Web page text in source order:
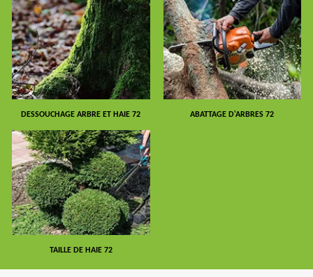
DESSOUCHAGE ARBRE ET HAIE 72 ABATTAGE D'ARBRES 72
TAILLE DE HAIE 72